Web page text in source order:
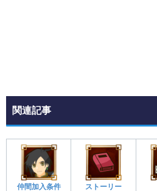
関連記事
仲間加入条件 ストーリー